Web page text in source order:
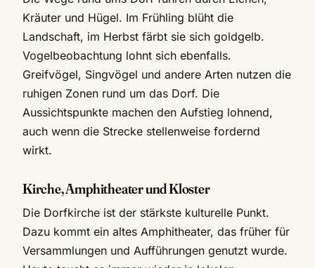
Kräuter und Hügel. Im Frühling blüht die
Landschaft, im Herbst färbt sie sich goldgelb.
Vogelbeobachtung lohnt sich ebenfalls.
Greifvögel, Singvögel und andere Arten nutzen die
ruhigen Zonen rund um das Dorf. Die
Aussichtspunkte machen den Aufstieg lohnend,
auch wenn die Strecke stellenweise fordernd
wirkt.
Kirche, Amphitheater und Kloster
Die Dorfkirche ist der stärkste kulturelle Punkt.
Dazu kommt ein altes Amphitheater, das früher für
Versammlungen und Aufführungen genutzt wurde.